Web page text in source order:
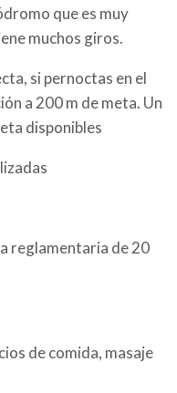
que es muy
muchos giros.
si pernoctas en el
a 200 m de meta. Un
disponibles
reglamentaria de 20
de comida, masaje